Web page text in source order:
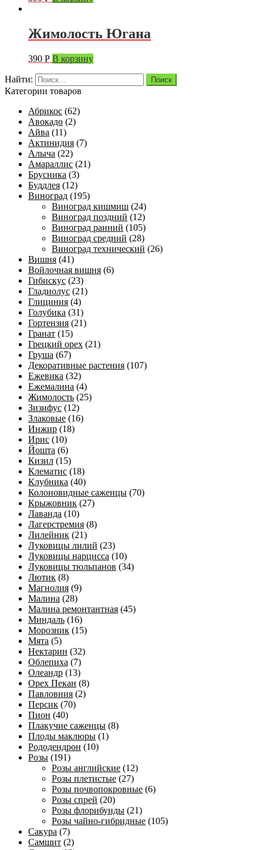
Жимолость Югана
390 Р В корзину
Найти:
Категории товаров
Абрикос (62)
Авокадо (2)
Айва (11)
Актинидия (7)
Алыча (22)
Амараллис (21)
Брусника (3)
Буддлея (12)
Виноград (195)
Виноград кишмиш (24)
Виноград поздний (12)
Виноград ранний (105)
Виноград средний (28)
Виноград технический (26)
Вишня (41)
Войлочная вишня (6)
Гибискус (23)
Гладиолус (21)
Глициния (4)
Голубика (31)
Гортензия (21)
Гранат (15)
Грецкий орех (21)
Груша (67)
Декоративные растения (107)
Ежевика (32)
Ежемалина (4)
Жимолость (25)
Зизифус (12)
Злаковые (16)
Инжир (18)
Ирис (10)
Йошта (6)
Кизил (15)
Клематис (18)
Клубника (40)
Колоновидные саженцы (70)
Крыжовник (27)
Лаванда (10)
Лагерстремия (8)
Лилейник (21)
Луковицы лилий (23)
Луковицы нарцисса (10)
Луковицы тюльпанов (34)
Лютик (8)
Магнолия (9)
Малина (28)
Малина ремонтантная (45)
Миндаль (16)
Морозник (15)
Мята (5)
Нектарин (32)
Облепиха (7)
Олеандр (13)
Орех Пекан (8)
Павловния (2)
Персик (70)
Пион (40)
Плакучие саженцы (8)
Плоды маклюры (1)
Рододендрон (10)
Розы (191)
Розы английские (12)
Розы плетистые (27)
Розы почвопокровные (6)
Розы спрей (20)
Розы флорибунды (21)
Розы чайно-гибридные (105)
Сакура (7)
Самшит (2)